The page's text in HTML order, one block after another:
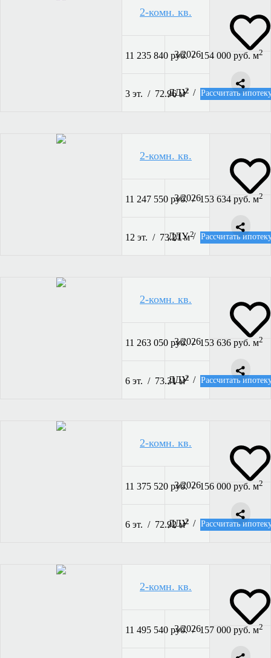
2-комн. кв.
11 235 840 руб. / 154 000 руб. м2
3/2026
3 эт. / 72.96 м2
ДДУ / Рассчитать
2-комн. кв.
11 247 550 руб. / 153 634 руб. м2
3/2026
12 эт. / 73.21 м2
ДДУ / Рассчитать
2-комн. кв.
11 263 050 руб. / 153 636 руб. м2
3/2026
6 эт. / 73.31 м2
ДДУ / Рассчитать
2-комн. кв.
11 375 520 руб. / 156 000 руб. м2
3/2026
6 эт. / 72.92 м2
ДДУ / Рассчитать
2-комн. кв.
11 495 540 руб. / 157 000 руб. м2
3/2026